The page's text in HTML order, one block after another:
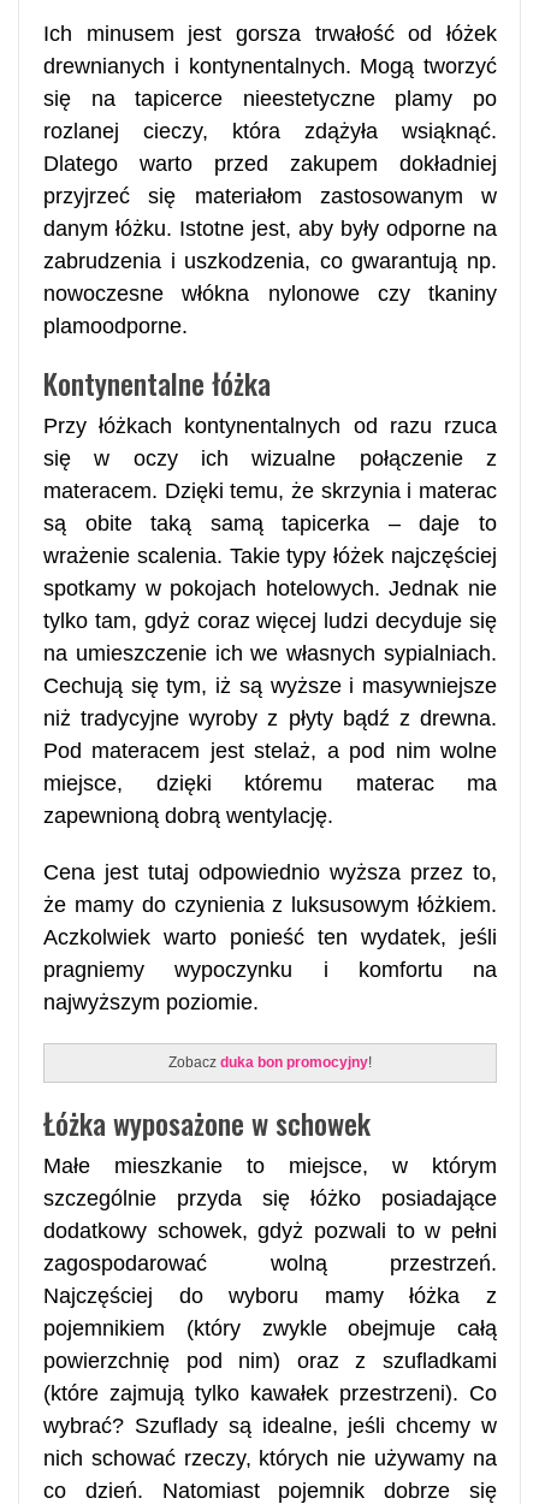
Ich minusem jest gorsza trwałość od łóżek
drewnianych i kontynentalnych. Mogą tworzyć
się na tapicerce nieestetyczne plamy po
rozlanej cieczy, która zdążyła wsiąknąć.
Dlatego warto przed zakupem dokładniej
przyjrzeć się materiałom zastosowanym w
danym łóżku. Istotne jest, aby były odporne na
zabrudzenia i uszkodzenia, co gwarantują np.
nowoczesne włókna nylonowe czy tkaniny
plamoodporne.
Kontynentalne łóżka
Przy łóżkach kontynentalnych od razu rzuca
się w oczy ich wizualne połączenie z
materacem. Dzięki temu, że skrzynia i materac
są obite taką samą tapicerka – daje to
wrażenie scalenia. Takie typy łóżek najczęściej
spotkamy w pokojach hotelowych. Jednak nie
tylko tam, gdyż coraz więcej ludzi decyduje się
na umieszczenie ich we własnych sypialniach.
Cechują się tym, iż są wyższe i masywniejsze
niż tradycyjne wyroby z płyty bądź z drewna.
Pod materacem jest stelaż, a pod nim wolne
miejsce, dzięki któremu materac ma
zapewnioną dobrą wentylację.
Cena jest tutaj odpowiednio wyższa przez to,
że mamy do czynienia z luksusowym łóżkiem.
Aczkolwiek warto ponieść ten wydatek, jeśli
pragniemy wypoczynku i komfortu na
najwyższym poziomie.
Zobacz duka bon promocyjny!
Łóżka wyposażone w schowek
Małe mieszkanie to miejsce, w którym
szczególnie przyda się łóżko posiadające
dodatkowy schowek, gdyż pozwali to w pełni
zagospodarować wolną przestrzeń.
Najczęściej do wyboru mamy łóżka z
pojemnikiem (który zwykle obejmuje całą
powierzchnię pod nim) oraz z szufladkami
(które zajmują tylko kawałek przestrzeni). Co
wybrać? Szuflady są idealne, jeśli chcemy w
nich schować rzeczy, których nie używamy na
co dzień. Natomiast pojemnik dobrze się